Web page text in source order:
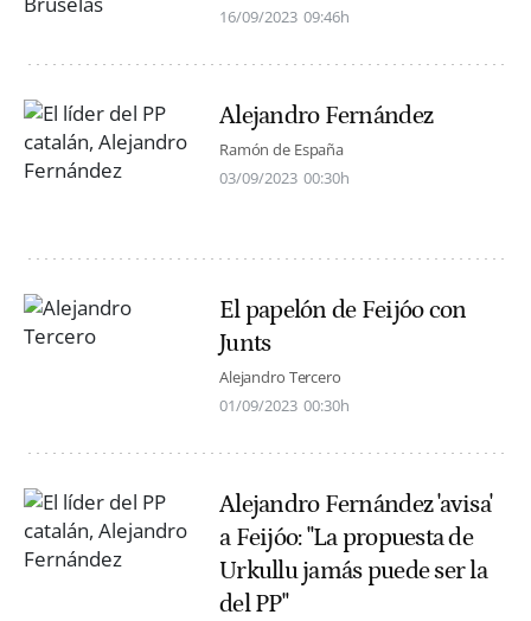
16/09/2023 09:46h
Alejandro Fernández
Ramón de España
03/09/2023 00:30h
El papelón de Feijóo con
Junts
Alejandro Tercero
01/09/2023 00:30h
Alejandro Fernández 'avisa'
a Feijóo: "La propuesta de
Urkullu jamás puede ser la
del PP"